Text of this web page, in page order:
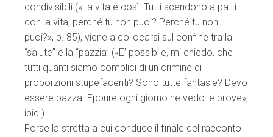
condivisibili («La vita è così. Tutti scendono a patti
con la vita, perché tu non puoi? Perché tu non
puoi?», p. 85), viene a collocarsi sul confine tra la
“salute” e la “pazzia” («E’ possibile, mi chiedo, che
tutti quanti siamo complici di un crimine di
proporzioni stupefacenti? Sono tutte fantasie? Devo
essere pazza. Eppure ogni giorno ne vedo le prove»,
ibid.).
Forse la stretta a cui conduce il finale del racconto